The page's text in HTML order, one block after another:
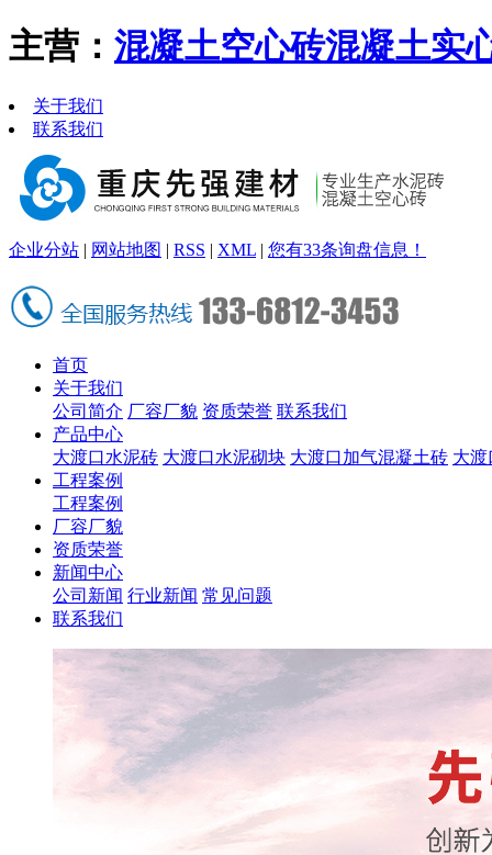
主营： 混凝土空心砖混凝土实
关于我们
联系我们
企业分站 | 网站地图 | RSS | XML | 您有33条询盘信息！
首页
关于我们
公司简介 厂容厂貌 资质荣誉 联系我们
产品中心
大渡口水泥砖 大渡口水泥砌块 大渡口加气混凝土砖 大渡
工程案例
工程案例
厂容厂貌
资质荣誉
新闻中心
公司新闻 行业新闻 常见问题
联系我们